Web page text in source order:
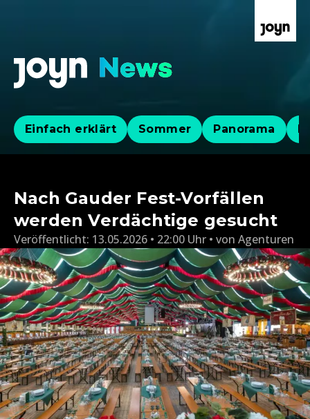
Einfach erklärt Sommer Panorama
Nach Gauder Fest-Vorfällen
werden Verdächtige gesucht
Veröffentlicht: 13.05.2026 • 22:00 Uhr von Agenturen